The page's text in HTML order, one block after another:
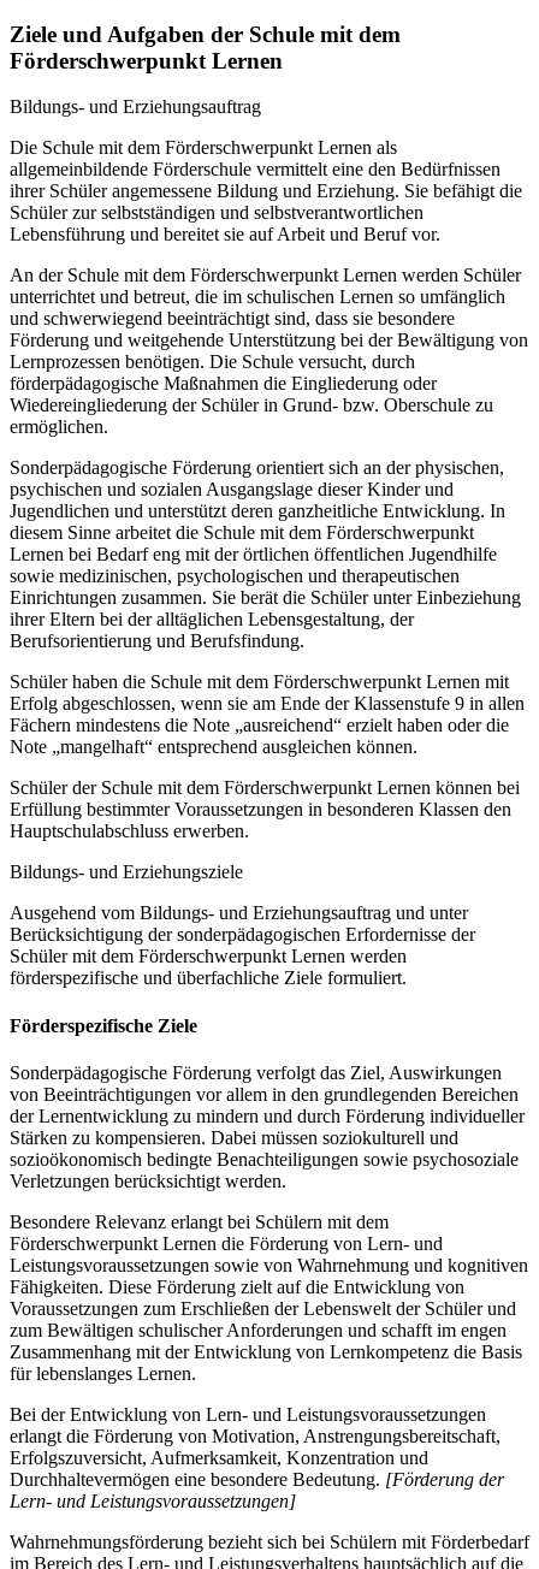
Ziele und Aufgaben der Schule mit dem
Förderschwerpunkt Lernen
Bildungs- und Erziehungsauftrag
Die Schule mit dem Förderschwerpunkt Lernen als
allgemeinbildende Förderschule vermittelt eine den Bedürfnissen
ihrer Schüler angemessene Bildung und Erziehung. Sie befähigt die
Schüler zur selbstständigen und selbstverantwortlichen
Lebensführung und bereitet sie auf Arbeit und Beruf vor.
An der Schule mit dem Förderschwerpunkt Lernen werden Schüler
unterrichtet und betreut, die im schulischen Lernen so umfänglich
und schwerwiegend beeinträchtigt sind, dass sie besondere
Förderung und weitgehende Unterstützung bei der Bewältigung von
Lernprozessen benötigen. Die Schule versucht, durch
förderpädagogische Maßnahmen die Eingliederung oder
Wiedereingliederung der Schüler in Grund- bzw. Oberschule zu
ermöglichen.
Sonderpädagogische Förderung orientiert sich an der physischen,
psychischen und sozialen Ausgangslage dieser Kinder und
Jugendlichen und unterstützt deren ganzheitliche Entwicklung. In
diesem Sinne arbeitet die Schule mit dem Förderschwerpunkt
Lernen bei Bedarf eng mit der örtlichen öffentlichen Jugendhilfe
sowie medizinischen, psychologischen und therapeutischen
Einrichtungen zusammen. Sie berät die Schüler unter Einbeziehung
ihrer Eltern bei der alltäglichen Lebensgestaltung, der
Berufsorientierung und Berufsfindung.
Schüler haben die Schule mit dem Förderschwerpunkt Lernen mit
Erfolg abgeschlossen, wenn sie am Ende der Klassenstufe 9 in allen
Fächern mindestens die Note „ausreichend“ erzielt haben oder die
Note „mangelhaft“ entsprechend ausgleichen können.
Schüler der Schule mit dem Förderschwerpunkt Lernen können bei
Erfüllung bestimmter Voraussetzungen in besonderen Klassen den
Hauptschulabschluss erwerben.
Bildungs- und Erziehungsziele
Ausgehend vom Bildungs- und Erziehungsauftrag und unter
Berücksichtigung der sonderpädagogischen Erfordernisse der
Schüler mit dem Förderschwerpunkt Lernen werden
förderspezifische und überfachliche Ziele formuliert.
Förderspezifische Ziele
Sonderpädagogische Förderung verfolgt das Ziel, Auswirkungen
von Beeinträchtigungen vor allem in den grundlegenden Bereichen
der Lernentwicklung zu mindern und durch Förderung individueller
Stärken zu kompensieren. Dabei müssen soziokulturell und
sozioökonomisch bedingte Benachteiligungen sowie psychosoziale
Verletzungen berücksichtigt werden.
Besondere Relevanz erlangt bei Schülern mit dem
Förderschwerpunkt Lernen die Förderung von Lern- und
Leistungsvoraussetzungen sowie von Wahrnehmung und kognitiven
Fähigkeiten. Diese Förderung zielt auf die Entwicklung von
Voraussetzungen zum Erschließen der Lebenswelt der Schüler und
zum Bewältigen schulischer Anforderungen und schafft im engen
Zusammenhang mit der Entwicklung von Lernkompetenz die Basis
für lebenslanges Lernen.
Bei der Entwicklung von Lern- und Leistungsvoraussetzungen
erlangt die Förderung von Motivation, Anstrengungsbereitschaft,
Erfolgszuversicht, Aufmerksamkeit, Konzentration und
Durchhaltevermögen eine besondere Bedeutung. [Förderung der
Lern- und Leistungsvoraussetzungen]
Wahrnehmungsförderung bezieht sich bei Schülern mit Förderbedarf
im Bereich des Lern- und Leistungsverhaltens hauptsächlich auf die